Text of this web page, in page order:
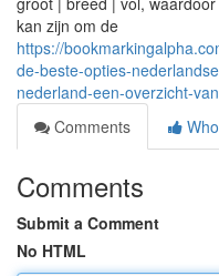
kan zijn om de
https://
de-beste-opties-
nederland-een-overzicht-
Comments
Comments
Submit a Comment
No HTML